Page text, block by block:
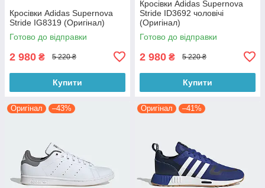
Кросівки Adidas Supernova
Stride IG8319 (Оригінал)
Готово до відправки
2 980 ₴ 5 220 ₴
Купити
Кросівки Adidas Supernova
Stride ID3692 чоловічі
(Оригінал)
Готово до відправки
2 980 ₴ 5 220 ₴
Купити
Оригінал –43% Оригінал –41%